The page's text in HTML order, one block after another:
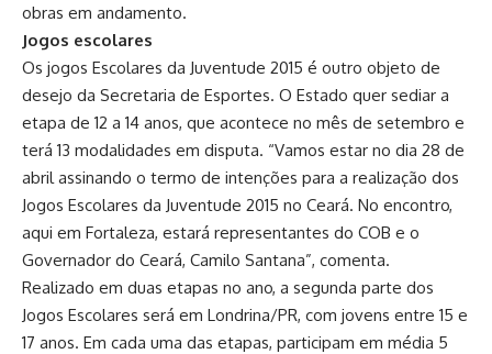
obras em andamento.
Jogos escolares
Os jogos Escolares da Juventude 2015 é outro objeto de
desejo da Secretaria de Esportes. O Estado quer sediar a
etapa de 12 a 14 anos, que acontece no mês de setembro e
terá 13 modalidades em disputa. “Vamos estar no dia 28 de
abril assinando o termo de intenções para a realização dos
Jogos Escolares da Juventude 2015 no Ceará. No encontro,
aqui em Fortaleza, estará representantes do COB e o
Governador do Ceará, Camilo Santana”, comenta.
Realizado em duas etapas no ano, a segunda parte dos
Jogos Escolares será em Londrina/PR, com jovens entre 15 e
17 anos. Em cada uma das etapas, participam em média 5